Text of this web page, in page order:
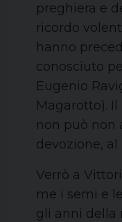
preghiera e
ricordo
hanno
conosciuto
Eugenio
Magarotto).
non può non
devozione, al
Verrò a
me i semi e
gli anni della